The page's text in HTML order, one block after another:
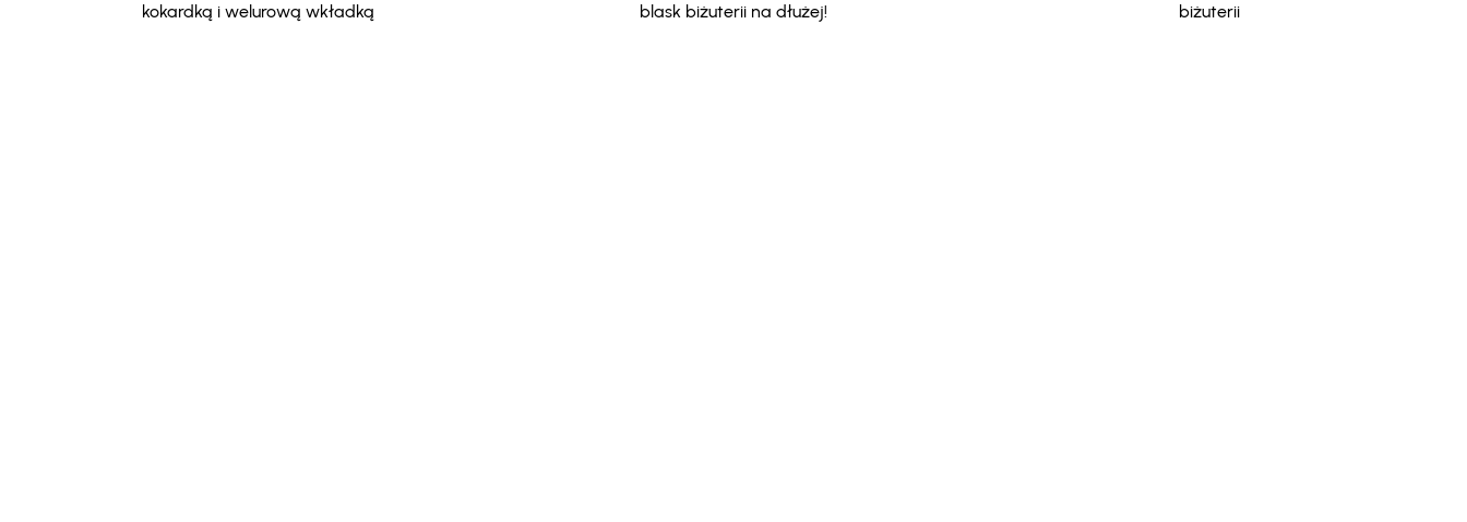
kokardką i welurową wkładką
blask biżuterii na dłużej!
biżuterii